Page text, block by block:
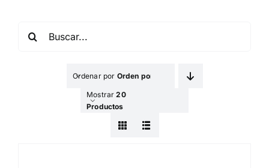
Ordenar por Orden por Defecto
Mostrar20
Productos